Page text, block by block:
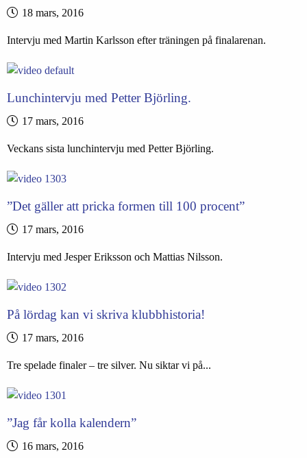
18 mars, 2016
Intervju med Martin Karlsson efter träningen på finalarenan.
Lunchintervju med Petter Björling.
17 mars, 2016
Veckans sista lunchintervju med Petter Björling.
”Det gäller att pricka formen till 100 procent”
17 mars, 2016
Intervju med Jesper Eriksson och Mattias Nilsson.
På lördag kan vi skriva klubbhistoria!
17 mars, 2016
Tre spelade finaler – tre silver. Nu siktar vi på...
”Jag får kolla kalendern”
16 mars, 2016